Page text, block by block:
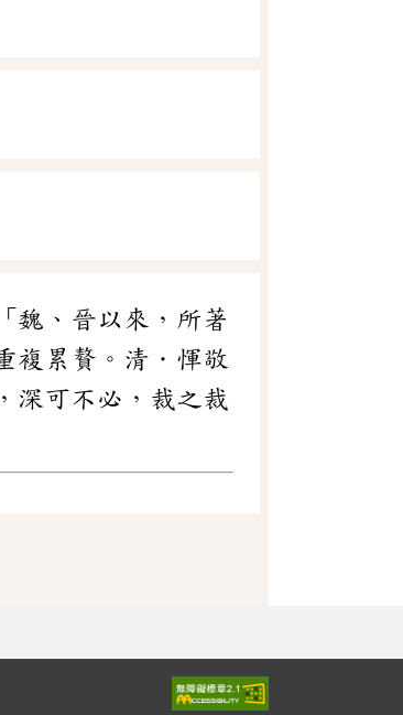
魏、晉以來，所著
複累贅。清．惲敬
，深可不必，裁之裁